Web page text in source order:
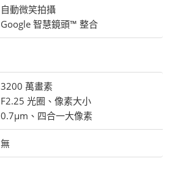
自動微笑拍攝
Google 智慧鏡頭™ 整合
3200 萬畫素
F2.25 光圈、像素大小
0.7μm、四合一大像素
無